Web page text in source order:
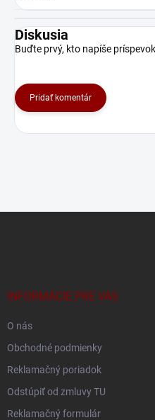
Diskusia
Buďte prvý, kto napíše
Pridať komentár
INFORMÁCIE PRE VÁS
O nás
Obchodné podmienky
Reklamačný poriadok
Odstúpiť od zmluvy TU
Reklamačný formulár